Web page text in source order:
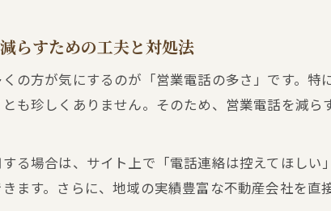
らすための工夫と対処法
の方が気にするのが「営業電話の多さ」です。
も珍しくありません。そのため、営業電話を減
る場合は、サイト上で「電話連絡は控えてほし
ます。さらに、地域の実績豊富な不動産会社を